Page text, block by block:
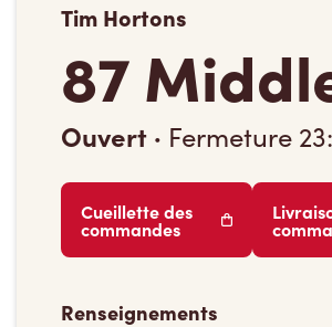
Tim Hortons
87
Ouvert · Fermeture
Cueillette des
commandes
Renseignements